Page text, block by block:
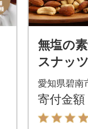
無塩の
スナッ
(計1kg)
愛知県碧南
寄付金額